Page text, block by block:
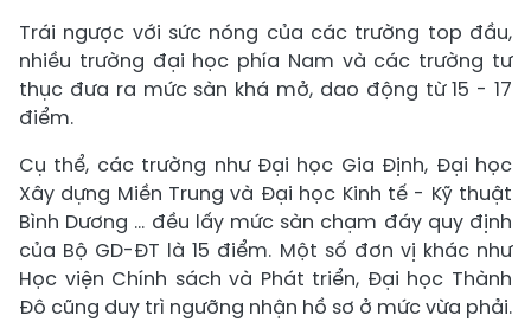
Trái ngược với sức nóng của các trường top đầu,
nhiều trường đại học phía Nam và các trường tư
thục đưa ra mức sàn khá mở, dao động từ 15 - 17
điểm.
Cụ thể, các trường như Đại học Gia Định, Đại học
Xây dựng Miền Trung và Đại học Kinh tế - Kỹ thuật
Bình Dương ... đều lấy mức sàn chạm đáy quy định
của Bộ GD-ĐT là 15 điểm. Một số đơn vị khác như
Học viện Chính sách và Phát triển, Đại học Thành
Đô cũng duy trì ngưỡng nhận hồ sơ ở mức vừa phải.